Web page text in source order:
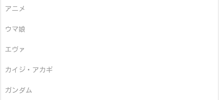
アニメ
ウマ娘
エヴァ
カイジ・アカギ
ガンダム